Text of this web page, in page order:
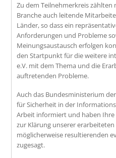
Zu dem Teilnehmerkreis zählten
Branche auch leitende
Länder, so dass ein
Anforderungen und Probleme
Meinungsaustausch erfolgen
den Startpunkt für die weitere
e.V. mit dem Thema und die
auftretenden Probleme.
Auch das Bundesministerium
für Sicherheit in der
Arbeit informiert und haben
zur Klärung unserer
möglicherweise resultierenden
zugesagt.